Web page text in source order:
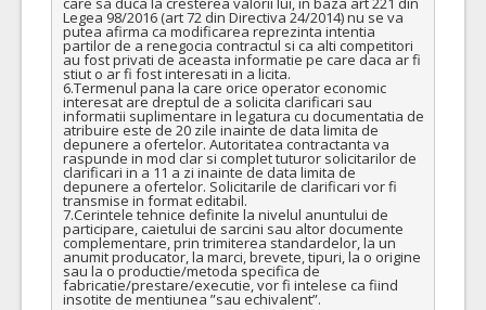
Legea 98/2016 (art 72 din Directiva 24/2014) nu se va
putea afirma ca modificarea reprezinta intentia
partilor de a renegocia contractul si ca alti competitori
au fost privati de aceasta informatie pe care daca ar fi
stiut o ar fi fost interesati in a licita.
6.Termenul pana la care orice operator economic
interesat are dreptul de a solicita clarificari sau
informatii suplimentare in legatura cu documentatia de
atribuire este de 20 zile inainte de data limita de
depunere a ofertelor. Autoritatea contractanta va
raspunde in mod clar si complet tuturor solicitarilor de
clarificari in a 11 a zi inainte de data limita de
depunere a ofertelor. Solicitarile de clarificari vor fi
transmise in format editabil.
7.Cerintele tehnice definite la nivelul anuntului de
participare, caietului de sarcini sau altor documente
complementare, prin trimiterea standardelor, la un
anumit producator, la marci, brevete, tipuri, la o origine
sau la o productie/metoda specifica de
fabricatie/prestare/executie, vor fi intelese ca fiind
insotite de mentiunea ”sau echivalent”.